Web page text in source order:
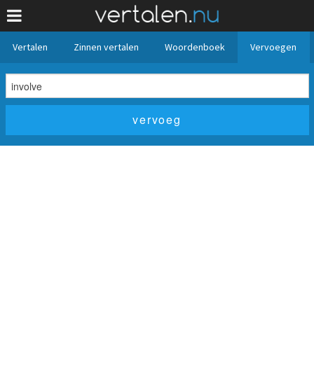
Vertalen Zinnen vertalen Woordenboek Vervoegen